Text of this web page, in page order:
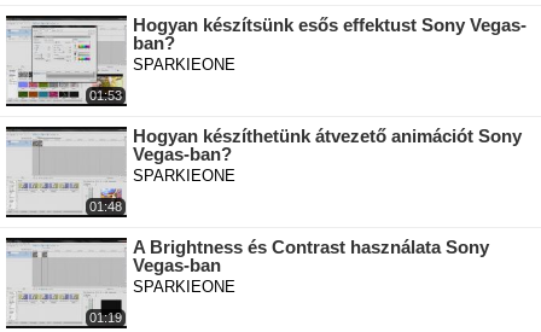
01:53
Hogyan készítsünk esős effektust Sony Vegas-
ban?
SPARKIEONE
01:48
Hogyan készíthetünk átvezető animációt Sony
Vegas-ban?
SPARKIEONE
01:19
A Brightness és Contrast használata Sony
Vegas-ban
SPARKIEONE